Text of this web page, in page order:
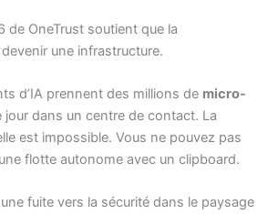
de OneTrust soutient que la
une infrastructure.
d’IA prennent des millions de micro-
jour dans un centre de contact. La
est impossible. Vous ne pouvez pas
flotte autonome avec un clipboard.
fuite vers la sécurité dans le paysage